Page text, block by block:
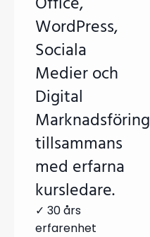
WordPress,
Sociala
Medier och
Digital
Marknadsföring
tillsammans
med erfarna
kursledare.
✓ 30 års
erfarenhet